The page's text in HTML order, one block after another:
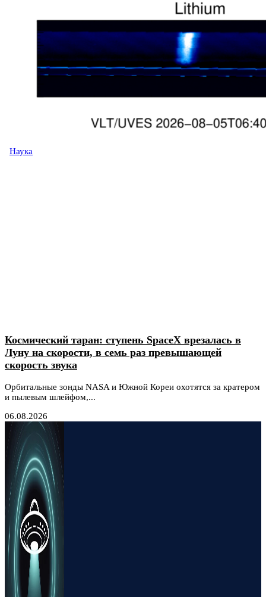
Наука
Космический таран: ступень SpaceX врезалась в
Луну на скорости, в семь раз превышающей
скорость звука
Орбитальные зонды NASA и Южной Кореи охотятся за кратером
и пылевым шлейфом,...
06.08.2026